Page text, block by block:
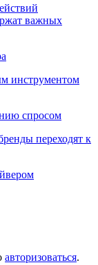
важных
инструментом
спросом
переходят к
авторизоваться.